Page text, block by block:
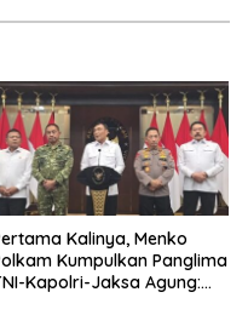
Kalinya, Menko
Kumpulkan Panglima
Kapolri-Jaksa Agung: